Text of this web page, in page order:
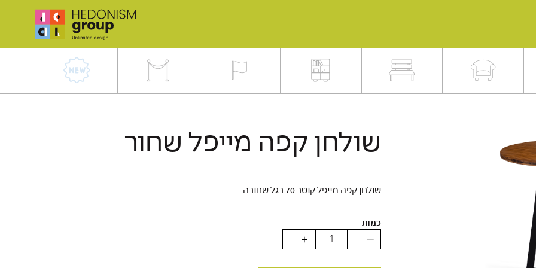
שולחן קפה מייפל שחור
שולחן קפה מייפל קוטר 70 רגל שחורה
כמות